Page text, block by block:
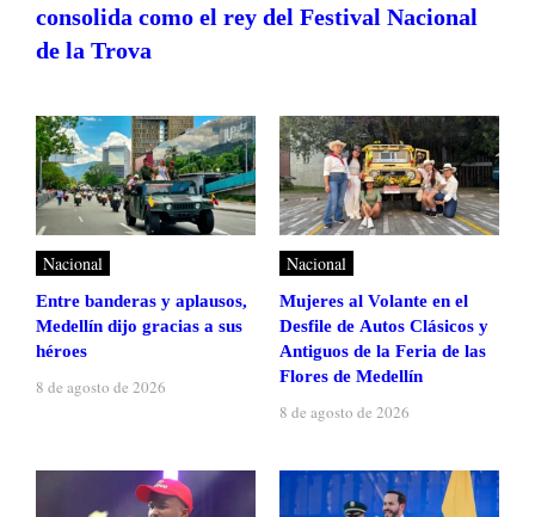
consolida como el rey del Festival Nacional
de la Trova
Nacional
Entre banderas y aplausos,
Medellín dijo gracias a sus
héroes
8 de agosto de 2026
Nacional
Mujeres al Volante en el
Desfile de Autos Clásicos y
Antiguos de la Feria de las
Flores de Medellín
8 de agosto de 2026